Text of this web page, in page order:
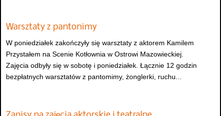
Warsztaty z pantonimy
W poniedziałek zakończyły się warsztaty z aktorem Kamilem
Przystałem na Scenie Kotłownia w Ostrowi Mazowieckiej.
Zajęcia odbyły się w sobotę i poniedziałek. Łącznie 12 godzin
bezpłatnych warsztatów z pantomimy, żonglerki, ruchu...